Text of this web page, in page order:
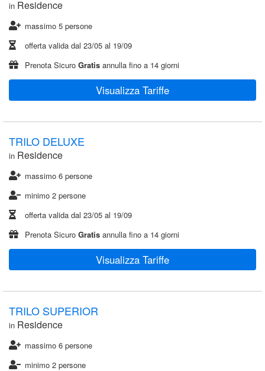
in Residence
massimo 5 persone
offerta valida dal 23/05 al 19/09
Prenota Sicuro Gratis annulla fino a 14 giorni
Visualizza Tariffe
TRILO DELUXE
in Residence
massimo 6 persone
minimo 2 persone
offerta valida dal 23/05 al 19/09
Prenota Sicuro Gratis annulla fino a 14 giorni
Visualizza Tariffe
TRILO SUPERIOR
in Residence
massimo 6 persone
minimo 2 persone